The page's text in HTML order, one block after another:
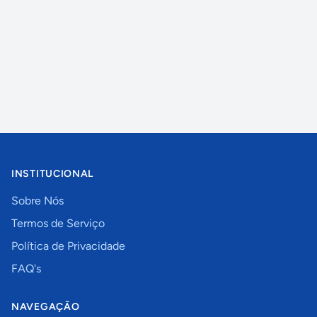
INSTITUCIONAL
Sobre Nós
Termos de Serviço
Política de Privacidade
FAQ's
NAVEGAÇÃO